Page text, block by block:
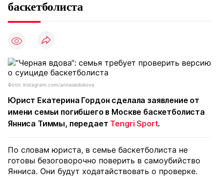
баскетболиста
Фото: instagram.com/annasedokova
Юрист Екатерина Гордон сделала заявление от
имени семьи погибшего в Москве баскетболиста
Янниса Тиммы, передает Tengri Sport.
По словам юриста, в семье баскетболиста не
готовы безоговорочно поверить в самоубийство
Янниса. Они будут ходатайствовать о проверке.